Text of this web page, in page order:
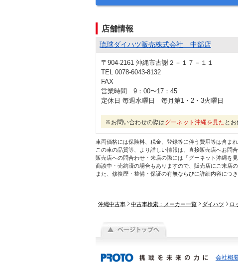
店舗情報
琉球ダイハツ販売株式会社 中部店
〒904-2161 沖縄市古謝２－１７－１１
TEL 0078-6043-8132
FAX
営業時間 9：00〜17：45
定休日 毎週水曜日 毎月第1・2・3火曜日
※お問い合わせの際はグーネット沖縄を見た と
車両価格には保険料、税金、登録等に伴う費用等は含まれ
この車の品質等、より詳しい情報は、直接販売店へお問合
販売店への問合わせ・来店の際には「グーネット沖縄を
商談中・売約済の場合もありますので、販売店にご来店
また、修復歴・整備・保証の有無ならびに詳細内容につ
沖縄中古車 中古車検索：メーカー一覧 ダイハツ ロ
会社概